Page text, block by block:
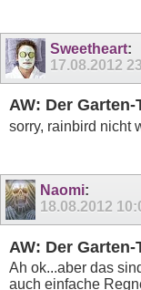
Sweetheart:
17.08.2012
AW: Der Garten-
sorry, rainbird nicht
Naomi:
18.08.2012
AW: Der Garten-
Ah ok...aber das
auch einfache